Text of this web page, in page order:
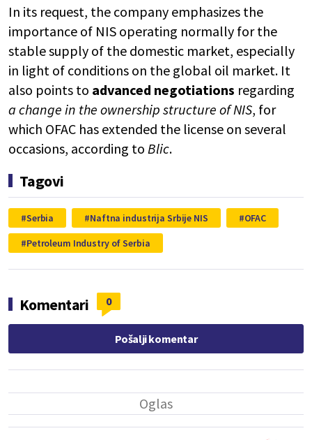
In its request, the company emphasizes the
importance of NIS operating normally for the
stable supply of the domestic market, especially
in light of conditions on the global oil market. It
also points to advanced negotiations regarding
a change in the ownership structure of NIS, for
which OFAC has extended the license on several
occasions, according to Blic.
Tagovi
Serbia Naftna industrija Srbije NIS
OFAC
Petroleum Industry of Serbia
Komentari 0
Pošalji komentar